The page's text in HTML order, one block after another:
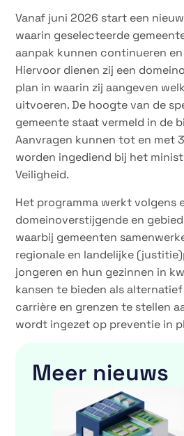
Vanaf juni 2026 start een
waarin geselecteerde
aanpak kunnen continueren
Hiervoor dienen zij een
plan in waarin zij aangeven
uitvoeren. De hoogte van de
gemeente staat vermeld in de
Aanvragen kunnen tot en met
worden ingediend bij het
Veiligheid.
Het programma werkt volgens
domeinoverstijgende en
waarbij gemeenten
regionale en landelijke
jongeren en hun gezinnen in
kansen te bieden als
carrière en grenzen te stellen
wordt ingezet op preventie in
Meer nieuws